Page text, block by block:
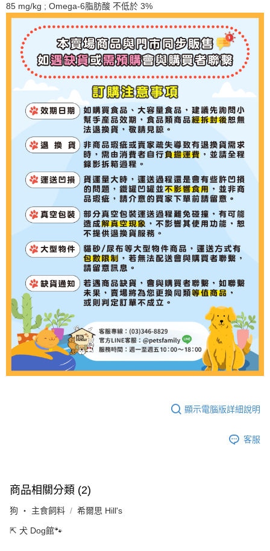
85 mg/kg ; Omega-6脂肪酸 不低於 3%
顯示電腦版詳細說明
客服
商品相關分類 (2)
狗 ‧ 主食飼料 希爾思 Hill's
⇱ 犬 Dog館🐾